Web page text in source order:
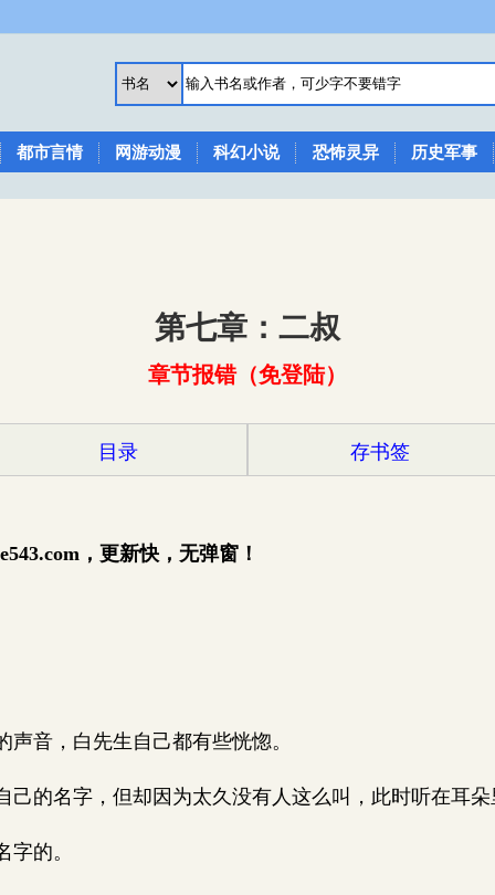
都市言情 网游动漫 科幻小说 恐怖灵异 历史军事
第七章：二叔
章节报错（免登陆）
目录 存书签
，更新快，无弹窗！
音，白先生自己都有些恍惚。
的名字，但却因为太久没有人这么叫，此时听在耳朵
的。